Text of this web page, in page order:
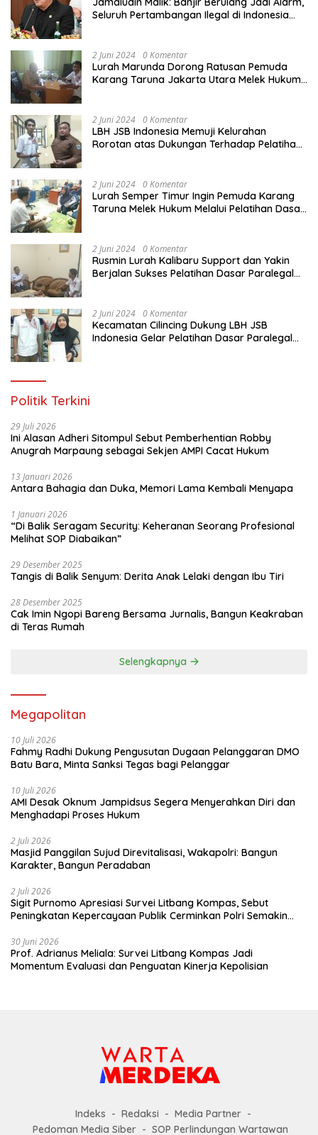
Seluruh Pertambangan Ilegal di Indonesia
2 Juni 2024 0 Komentar
Lurah Marunda Dorong Ratusan Pemuda
Karang Taruna Jakarta Utara Melek Hukum
2 Juni 2024 0 Komentar
LBH JSB Indonesia Memuji Kelurahan
Rorotan atas Dukungan Terhadap Pelatihan
2 Juni 2024 0 Komentar
Lurah Semper Timur Ingin Pemuda Karang
Taruna Melek Hukum Melalui Pelatihan Dasar
2 Juni 2024 0 Komentar
Rusmin Lurah Kalibaru Support dan Yakin
Berjalan Sukses Pelatihan Dasar Paralegal
2 Juni 2024 0 Komentar
Kecamatan Cilincing Dukung LBH JSB
Indonesia Gelar Pelatihan Dasar Paralegal
Politik Terkini
29 Juli 2026
Ini Alasan Adheri Sitompul Sebut Pemberhentian Robby
Anugrah Marpaung sebagai Sekjen AMPI Cacat Hukum
13 Januari 2026
Antara Bahagia dan Duka, Memori Lama Kembali Menyapa
1 Januari 2026
“Di Balik Seragam Security: Keheranan Seorang Profesional
Melihat SOP Diabaikan”
29 Desember 2025
Tangis di Balik Senyum: Derita Anak Lelaki dengan Ibu Tiri
28 Desember 2025
Cak Imin Ngopi Bareng Bersama Jurnalis, Bangun Keakraban
di Teras Rumah
Selengkapnya
Megapolitan
10 Juli 2026
Fahmy Radhi Dukung Pengusutan Dugaan Pelanggaran DMO
Batu Bara, Minta Sanksi Tegas bagi Pelanggar
10 Juli 2026
AMI Desak Oknum Jampidsus Segera Menyerahkan Diri dan
Menghadapi Proses Hukum
2 Juli 2026
Masjid Panggilan Sujud Direvitalisasi, Wakapolri: Bangun
Karakter, Bangun Peradaban
2 Juli 2026
Sigit Purnomo Apresiasi Survei Litbang Kompas, Sebut
Peningkatan Kepercayaan Publik Cerminkan Polri Semakin
30 Juni 2026
Prof. Adrianus Meliala: Survei Litbang Kompas Jadi
Momentum Evaluasi dan Penguatan Kinerja Kepolisian
Indeks Redaksi
Media Partner
Pedoman Media Siber
SOP Perlindungan Wartawan